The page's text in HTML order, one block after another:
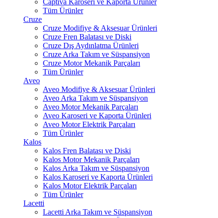
Captiva Karoseri ve Kaporta Ürünler
Tüm Ürünler
Cruze
Cruze Modifiye & Aksesuar Ürünleri
Cruze Fren Balatası ve Diski
Cruze Dış Aydınlatma Ürünleri
Cruze Arka Takım ve Süspansiyon
Cruze Motor Mekanik Parçaları
Tüm Ürünler
Aveo
Aveo Modifiye & Aksesuar Ürünleri
Aveo Arka Takım ve Süspansiyon
Aveo Motor Mekanik Parçaları
Aveo Karoseri ve Kaporta Ürünleri
Aveo Motor Elektrik Parçaları
Tüm Ürünler
Kalos
Kalos Fren Balatası ve Diski
Kalos Motor Mekanik Parçaları
Kalos Arka Takım ve Süspansiyon
Kalos Karoseri ve Kaporta Ürünleri
Kalos Motor Elektrik Parçaları
Tüm Ürünler
Lacetti
Lacetti Arka Takım ve Süspansiyon